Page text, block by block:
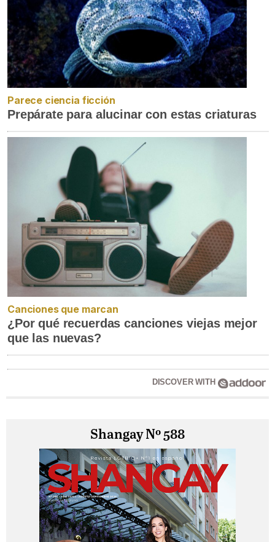
Parece ciencia ficción
Prepárate para alucinar con estas criaturas
Canciones que marcan
¿Por qué recuerdas canciones viejas mejor
que las nuevas?
DISCOVER WITH
Shangay Nº 588